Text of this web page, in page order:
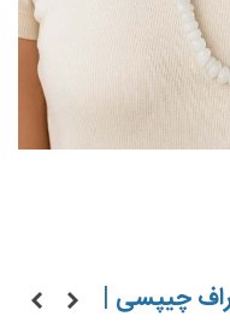
راف چیپسی |